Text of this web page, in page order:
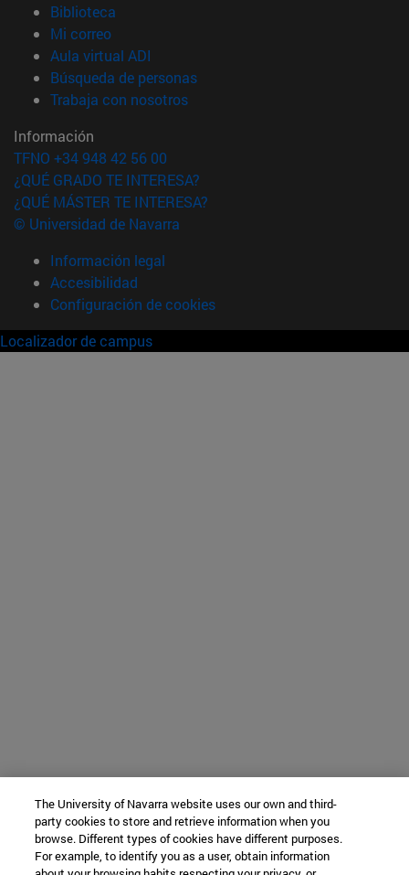
Biblioteca
Mi correo(abre en nueva ventana)
Aula virtual ADI
Búsqueda de personas(abre en nueva ventana)
Trabaja con nosotros(abre en nueva ventana)
Información
TFNO +34 948 42 56 00
¿QUÉ GRADO TE INTERESA?
¿QUÉ MÁSTER TE INTERESA?
© Universidad de Navarra
Información legal
Accesibilidad
Configuración de cookies
Localizador de campus
The University of Navarra website uses our own and third-
party cookies to store and retrieve information when you
browse. Different types of cookies have different purposes.
For example, to identify you as a user, obtain information